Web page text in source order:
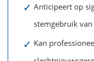
✓ Anticipeert op
stemgebruik
✓ Kan